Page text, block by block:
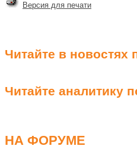
Версия для печати
Читайте в новостях
Читайте аналитику
НА ФОРУМЕ